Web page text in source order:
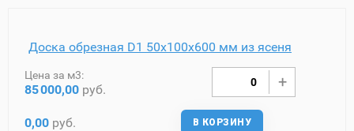
Доска обрезная D1 50х100х600 мм из ясеня
Цена за м3:
85000,00 руб.
0,00 руб. В КОРЗИНУ